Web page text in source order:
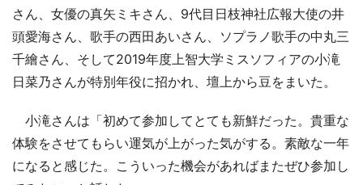
さん、女優の真矢ミキさん、9代目日枝神社広報大使の井
頭愛海さん、歌手の西田あいさん、ソプラノ歌手の中丸三
千繪さん、そして2019年度上智大学ミスソフィアの小滝
日菜乃さんが特別年役に招かれ、壇上から豆をまいた。
小滝さんは「初めて参加してとても新鮮だった。貴重な
体験をさせてもらい運気が上がった気がする。素敵な一年
になると感じた。こういった機会があればまたぜひ参加し